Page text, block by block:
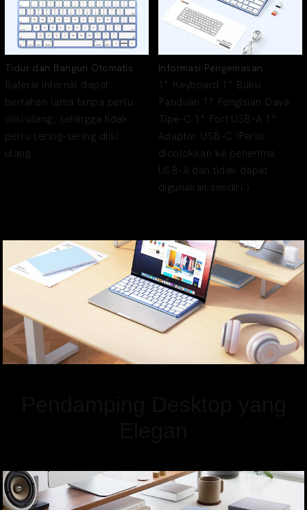
Tidur dan Bangun Otomatis
Baterai internal dapat
bertahan lama tanpa perlu
diisi ulang, sehingga tidak
perlu sering-sering diisi
ulang.
Informasi Pengemasan
1* Keyboard 1* Buku
Panduan 1* Pengisian Daya
Tipe-C 1* Port USB-A 1*
Adaptor USB-C (Perlu
dicolokkan ke penerima
USB-A dan tidak dapat
digunakan sendiri.)